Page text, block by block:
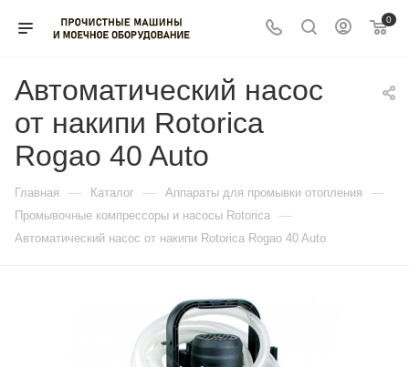
0
Автоматический насос
от накипи Rotorica
Rogao 40 Auto
Главная — Каталог — Аппараты для промывки отопления —
Промывочные компрессоры и насосы Rotorica —
Автоматический насос от накипи Rotorica Rogao 40 Auto